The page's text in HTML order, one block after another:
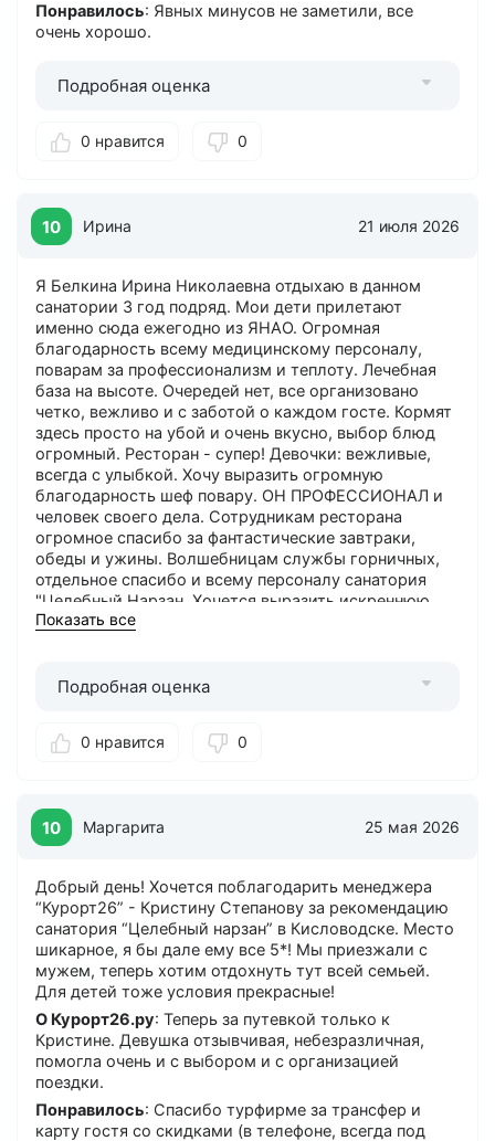
Понравилось: Явных минусов не заметили, все
очень хорошо.
Подробная оценка
0 нравится 0
10 Ирина 21 июля 2026
Я Белкина Ирина Николаевна отдыхаю в данном
санатории 3 год подряд. Мои дети прилетают
именно сюда ежегодно из ЯНАО. Огромная
благодарность всему медицинскому персоналу,
поварам за профессионализм и теплоту. Лечебная
база на высоте. Очередей нет, все организовано
четко, вежливо и с заботой о каждом госте. Кормят
здесь просто на убой и очень вкусно, выбор блюд
огромный. Ресторан - супер! Девочки: вежливые,
всегда с улыбкой. Хочу выразить огромную
благодарность шеф повару. ОН ПРОФЕССИОНАЛ и
человек своего дела. Сотрудникам ресторана
огромное спасибо за фантастические завтраки,
обеды и ужины. Волшебницам службы горничных,
отдельное спасибо и всему персоналу санатория
"Целебный Нарзан. Хочется выразить искреннюю
благодарность каждому, кто ежедневно создает
разнообразит досуг, всем, кто обеспечивает
сказочно красивый дизайн территории, спасибо
руководством творит чудеса. С удовольствием
встретимся вновь на следующий год! Будем скучать!
Пожелание: всему коллективу крепкого здоровья,
труде, процветания и только адекватных гостей
круглый год! С уважением, гостья из комнаты 517.
О Курорт26.ру : Да
Понравилось: Питание, проживание, уют, чистота,
лечебные процедуры, досуг
Можно лучше: я в восторге от данного санатория
Показать все
Подробная оценка
0 нравится 0
10 Маргарита 25 мая 2026
Добрый день! Хочется поблагодарить менеджера
“Курорт26” - Кристину Степанову за рекомендацию
санатория “Целебный нарзан” в Кисловодске. Место
шикарное, я бы дале ему все 5*! Мы приезжали с
мужем, теперь хотим отдохнуть тут всей семьей.
Для детей тоже условия прекрасные!
О Курорт26.ру: Теперь за путевкой только к
Кристине. Девушка отзывчивая, небезразличная,
помогла очень и с выбором и с организацией
поездки.
Понравилось: Спасибо турфирме за трансфер и
карту гостя со скидками (в телефоне, всегда под